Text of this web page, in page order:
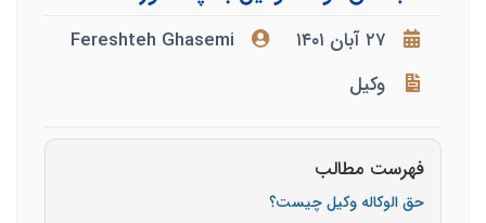
۲۷ آبان ۱۴۰۱
Fereshteh Ghasemi
وکیل
فهرست مطالب
حق الوکاله وکیل چیست؟